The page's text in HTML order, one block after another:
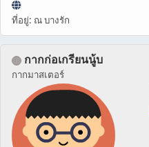
ที่อยู่: ณ บางรัก
กากก่อเกรียนนู้บ
กากมาสเตอร์